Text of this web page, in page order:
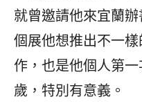
就曾邀請他來宜蘭
個展他想推出不一
作，也是他個人第
歲，特別有意義。